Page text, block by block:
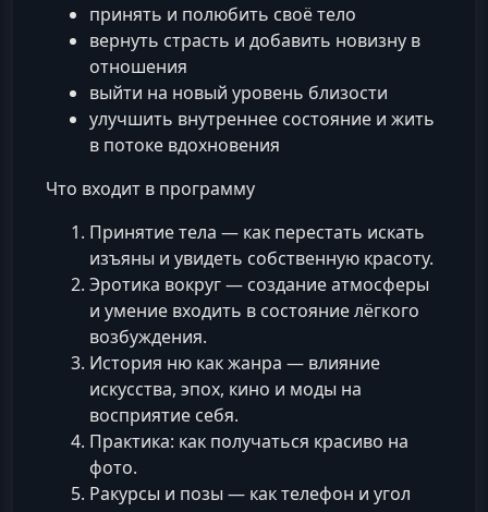
принять и полюбить своё тело
вернуть страсть и добавить новизну в
отношения
выйти на новый уровень близости
улучшить внутреннее состояние и жить
в потоке вдохновения
Что входит в программу
Принятие тела — как перестать искать
изъяны и увидеть собственную красоту.
Эротика вокруг — создание атмосферы
и умение входить в состояние лёгкого
возбуждения.
История ню как жанра — влияние
искусства, эпох, кино и моды на
восприятие себя.
Практика: как получаться красиво на
фото.
Ракурсы и позы — как телефон и угол